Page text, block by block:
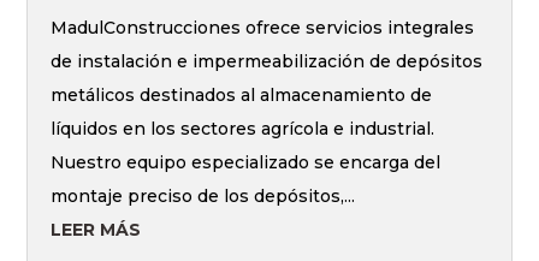
MadulConstrucciones ofrece servicios integrales
de instalación e impermeabilización de depósitos
metálicos destinados al almacenamiento de
líquidos en los sectores agrícola e industrial.
Nuestro equipo especializado se encarga del
montaje preciso de los depósitos,...
LEER MÁS